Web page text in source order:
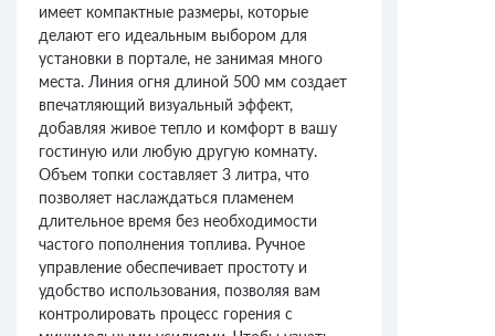
имеет компактные размеры, которые
делают его идеальным выбором для
установки в портале, не занимая много
места. Линия огня длиной 500 мм создает
впечатляющий визуальный эффект,
добавляя живое тепло и комфорт в вашу
гостиную или любую другую комнату.
Объем топки составляет 3 литра, что
позволяет наслаждаться пламенем
длительное время без необходимости
частого пополнения топлива. Ручное
управление обеспечивает простоту и
удобство использования, позволяя вам
контролировать процесс горения с